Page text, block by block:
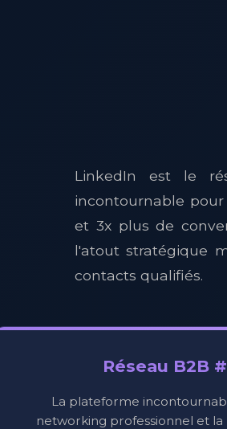
LinkedIn est le
incontournable pour
et 3x plus de
l'atout stratégique
contacts qualifiés.
Réseau B2B
La plateforme
networking professionnel et